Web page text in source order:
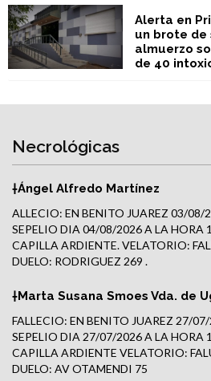
Alerta en
un brote de
almuerzo
de 40
Necrológicas
†Ángel Alfredo Martínez
ALLECIO: EN BENITO JUAREZ 03/08/
SEPELIO DIA 04/08/2026 A LA HORA
CAPILLA ARDIENTE. VELATORIO:
DUELO: RODRIGUEZ 269 .
†Marta Susana Smoes Vda. de
FALLECIO: EN BENITO JUAREZ 27/
SEPELIO DIA 27/07/2026 A LA HORA
CAPILLA ARDIENTE VELATORIO:
DUELO: AV OTAMENDI 75